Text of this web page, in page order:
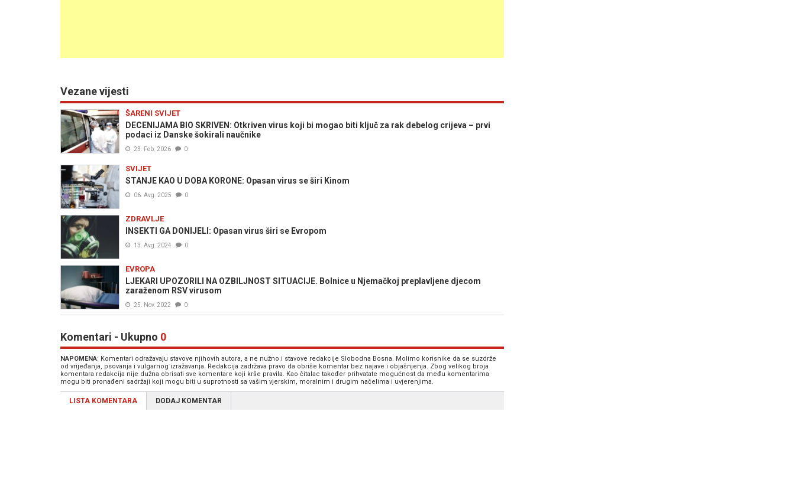
Vezane vijesti
ŠARENI SVIJET
DECENIJAMA BIO SKRIVEN: Otkriven virus koji bi mogao biti ključ za rak debelog crijeva – prvi
podaci iz Danske šokirali naučnike
23. Feb. 2026 0
SVIJET
STANJE KAO U DOBA KORONE: Opasan virus se širi Kinom
06. Avg. 2025 0
ZDRAVLJE
INSEKTI GA DONIJELI: Opasan virus širi se Еvropom
13. Avg. 2024 0
EVROPA
LJEKARI UPOZORILI NA OZBILJNOST SITUACIJE. Bolnice u Njemačkoj preplavljene djecom
zaraženom RSV virusom
25. Nov. 2022 0
Komentari - Ukupno 0
NAPOMENA: Komentari odražavaju stavove njihovih autora, a ne nužno i stavove redakcije Slobodna Bosna. Molimo korisnike da se suzdrže
od vrijeđanja, psovanja i vulgarnog izražavanja. Redakcija zadržava pravo da obriše komentar bez najave i objašnjenja. Zbog velikog broja
komentara redakcija nije dužna obrisati sve komentare koji krše pravila. Kao čitalac također prihvatate mogućnost da među komentarima
mogu biti pronađeni sadržaji koji mogu biti u suprotnosti sa vašim vjerskim, moralnim i drugim načelima i uvjerenjima.
LISTA KOMENTARA DODAJ KOMENTAR